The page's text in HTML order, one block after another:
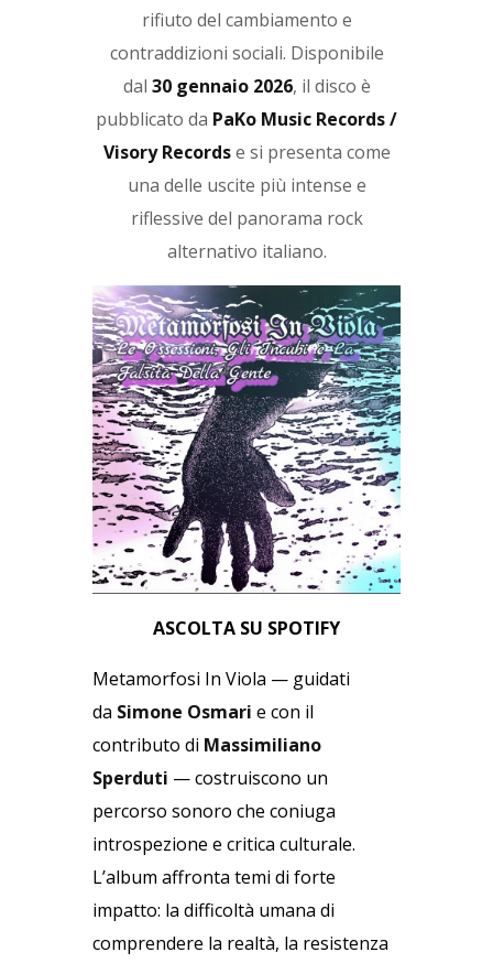
rifiuto del cambiamento e
contraddizioni sociali. Disponibile
dal 30 gennaio 2026, il disco è
pubblicato da PaKo Music Records /
Visory Recordse si presenta come
una delle uscite più intense e
riflessive del panorama rock
alternativo italiano.
ASCOLTA SU SPOTIFY
Metamorfosi In Viola — guidati
da Simone Osmari e con il
contributo di Massimiliano
Sperduti — costruiscono un
percorso sonoro che coniuga
introspezione e critica culturale.
L’album affronta temi di forte
impatto: la difficoltà umana di
comprendere la realtà, la resistenza